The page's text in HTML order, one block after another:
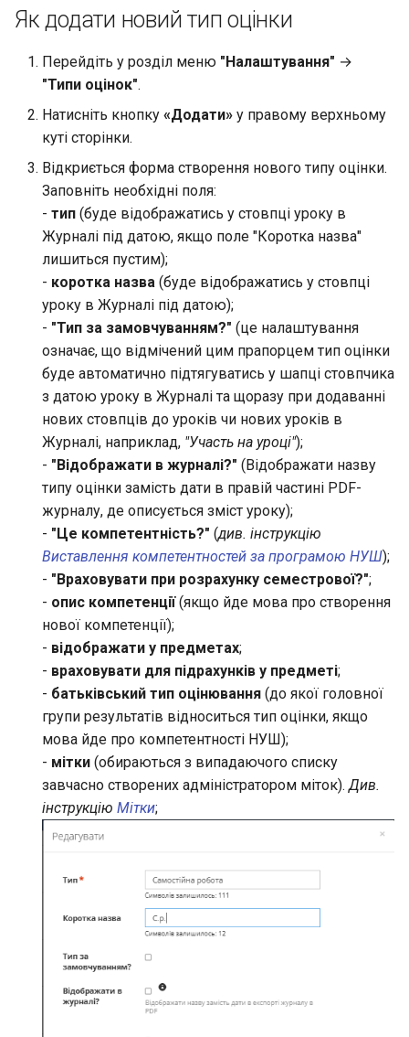
Групи результатів
(виставлення)
за допомогою QR кодів
Мобільний журнал
облікового запису
Родинні зв'язки
Акаунти Stripe
Підписки на програми
Шаблони реєстрації
Дашборд віджет програм
Як додати новий тип оцінки
Перейдіть у розділ меню "Налаштування" →
"Типи оцінок".
Натисніть кнопку «Додати» у правому верхньому
куті сторінки.
Відкриється форма створення нового типу оцінки.
Заповніть необхідні поля:
- тип (буде відображатись у стовпці уроку в
Журналі під датою, якщо поле "Коротка назва"
лишиться пустим);
- коротка назва (буде відображатись у стовпці
уроку в Журналі під датою);
- "Тип за замовчуванням?" (це налаштування
означає, що відмічений цим прапорцем тип оцінки
буде автоматично підтягуватись у шапці стовпчика
з датою уроку в Журналі та щоразу при додаванні
нових стовпців до уроків чи нових уроків в
Журналі, наприклад, "Участь на уроці");
- "Відображати в журналі?" (Відображати назву
типу оцінки замість дати в правій частині PDF-
журналу, де описується зміст уроку);
- "Це компетентність?" (див. інструкцію
Виставлення компетентностей за програмою НУШ);
- "Враховувати при розрахунку семестрової?";
- опис компетенції(якщо йде мова про створення
нової компетенції);
- відображати у предметах;
- враховувати для підрахунків у предметі;
- батьківський тип оцінювання (до якої головної
групи результатів відноситься тип оцінки, якщо
мова йде про компетентності НУШ);
- мітки (обираються з випадаючого списку
завчасно створених адміністратором міток). Див.
інструкцію Мітки;